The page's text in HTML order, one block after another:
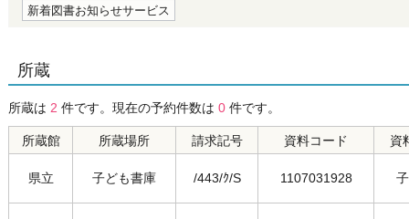
新着図書お知らせサービス
所蔵
所蔵は 2 件です。現在の予約件数は 0 件です。
所蔵館 所蔵場所 請求記号 資料コード 資
県立 子ども書庫 /443/ｸ/S 1107031928